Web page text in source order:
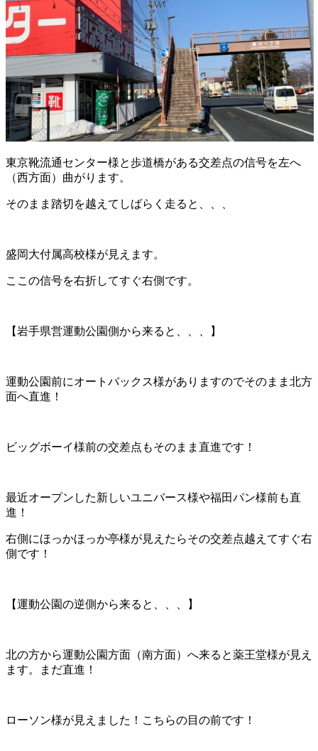
東京靴流通センター様と歩道橋がある交差点の信号を左へ
（西方面）曲がります。
そのまま踏切を越えてしばらく走ると、、、
盛岡大付属高校様が見えます。
ここの信号を右折してすぐ右側です。
【岩手県営運動公園側から来ると、、、】
運動公園前にオートバックス様がありますのでそのまま北方
面へ直進！
ビッグボーイ様前の交差点もそのまま直進です！
最近オープンした新しいユニバース様や福田パン様前も直
進！
右側にほっかほっか亭様が見えたらその交差点越えてすぐ右
側です！
【運動公園の逆側から来ると、、、】
北の方から運動公園方面（南方面）へ来ると薬王堂様が見え
ます。まだ直進！
ローソン様が見えました！こちらの目の前です！